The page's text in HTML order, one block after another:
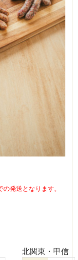
発送となります。
北関東・甲信